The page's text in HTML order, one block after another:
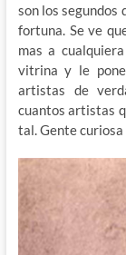
son los segundos
fortuna. Se ve
mas a
vitrina y le pone
artistas de
cuantos artistas
tal. Gente curiosa